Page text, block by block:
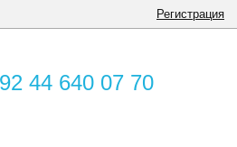
Регистрация
44 640 07 70